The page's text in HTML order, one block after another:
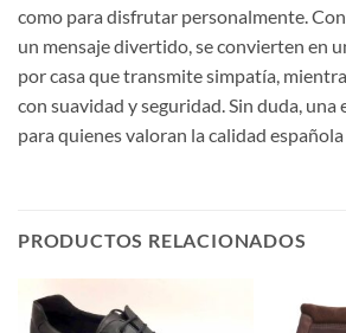
como para disfrutar personalmente.
un mensaje divertido, se convierten en
por casa que transmite simpatía,
con suavidad y seguridad. Sin duda, una
para quienes valoran la calidad
PRODUCTOS RELACIONADOS